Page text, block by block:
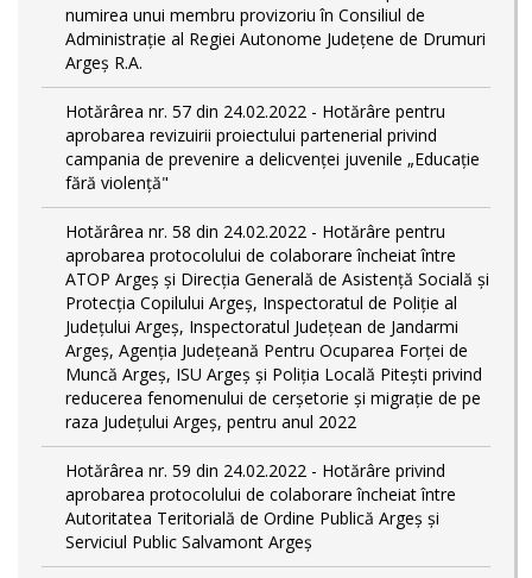
numirea unui membru provizoriu în Consiliul de
Administrație al Regiei Autonome Județene de Drumuri
Argeș R.A.
Hotărârea nr. 57 din 24.02.2022 - Hotărâre pentru
aprobarea revizuirii proiectului partenerial privind
campania de prevenire a delicvenței juvenile „Educație
fără violență"
Hotărârea nr. 58 din 24.02.2022 - Hotărâre pentru
aprobarea protocolului de colaborare încheiat între
ATOP Argeş şi Direcţia Generală de Asistenţă Socială şi
Protecţia Copilului Argeş, Inspectoratul de Poliţie al
Judeţului Argeş, Inspectoratul Judeţean de Jandarmi
Argeş, Agenţia Judeţeană Pentru Ocuparea Forţei de
Muncă Argeş, ISU Argeş şi Poliţia Locală Piteşti privind
reducerea fenomenului de cerşetorie şi migraţie de pe
raza Judeţului Argeş, pentru anul 2022
Hotărârea nr. 59 din 24.02.2022 - Hotărâre privind
aprobarea protocolului de colaborare încheiat între
Autoritatea Teritorială de Ordine Publică Argeş şi
Serviciul Public Salvamont Argeș